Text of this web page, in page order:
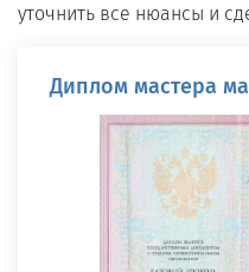
уточнить все нюансы и
Диплом мастера